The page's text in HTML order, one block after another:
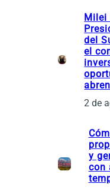
Milei
del
el
2 de
y
con